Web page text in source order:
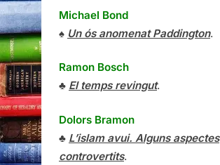
Michael Bond
♠ Un ós anomenat Paddington.
Ramon Bosch
♣ El temps revingut.
Dolors Bramon
♣ L’islam avui. Alguns aspectes
controvertits.